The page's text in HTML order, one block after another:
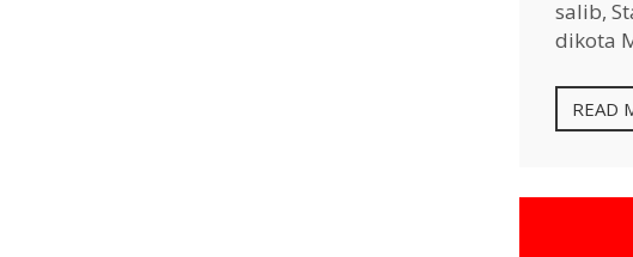
salib,
dikota
READ